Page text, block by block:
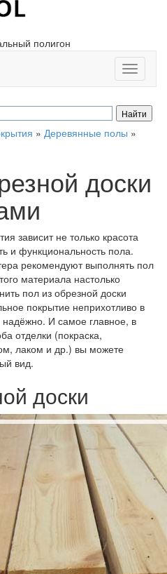
полигон
Toggle
» Деревянные полы »
доски
зависит не только красота
и функциональность пола.
рекомендуют выполнять пол
материала настолько
пол из обрезной доски
покрытие неприхотливо в
надёжно. И самое главное, в
отделки (покраска,
лаком и др.) вы можете
вид.
доски